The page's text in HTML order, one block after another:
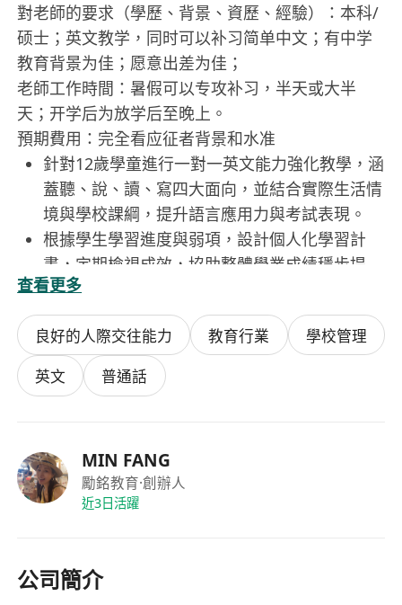
對老師的要求（學歷、背景、資歷、經驗）：本科/
硕士；英文教学，同时可以补习简单中文；有中学
教育背景为佳；愿意出差为佳；
老師工作時間：暑假可以专攻补习，半天或大半
天；开学后为放学后至晚上。
預期費用：完全看应征者背景和水准
針對12歲學童進行一對一英文能力強化教學，涵
蓋聽、說、讀、寫四大面向，並結合實際生活情
境與學校課綱，提升語言應用力與考試表現。
根據學生學習進度與弱項，設計個人化學習計
畫，定期檢視成效，協助整體學業成績穩步提
升，加速適應新就讀學校的課程節奏與要求。
擔任家庭與校方之間的協調橋樑，協助家長理解
學校政策、作業要求與評量標準，並適時以專業
角度參與親師溝通會議或提供書面回饋。
全程支援新學校申請流程，包括模擬面試訓練
面試。
依據學生興趣、潛能與發展需求，規劃具教育意
義的課外活動（如閱讀俱樂部、戲劇工作坊、科
習目標與進展，確保課內外學習互補整合。
查看更多
良好的人際交往能力 教育行業
學校管理
英文
普通話
MIN FANG
勵銘教育·創辦人
近3日活躍
公司簡介